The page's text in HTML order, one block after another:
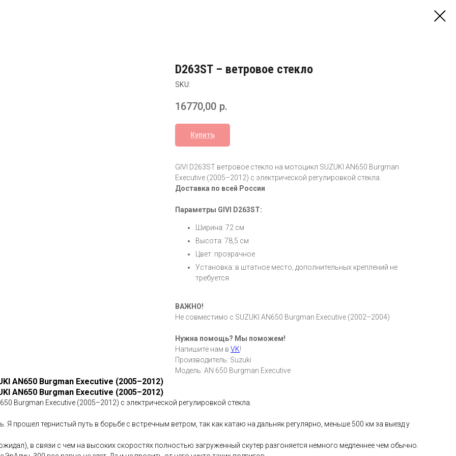
D263ST – ветровое стекло
SKU:
16770,00 р.
Купить
GIVI D263ST ветровое стекло на мотоцикл SUZUKI AN650 Burgman
Executive (2005–2012) с электрической регулировкой стекла.
Доставка по всей России
Параметры GIVI D263ST:
Ширина: 72 см
Высота: 78,5 см
Цвет: прозрачное
Установка: в штатное место, дополнительных креплений не
требуется
ВАЖНО!
Не совместимо с SUZUKI AN650 Burgman Executive (2002–2004)
Нужна помощь? Мы поможем!
Напишите нам в VK!
Производитель: Suzuki
Модель: AN 650 Burgman Executive
AN650 Burgman Executive (2005–2012)
AN650 Burgman Executive (2005–2012)
Burgman Executive (2005–2012) с электрической регулировкой стекла.
Я прошел тернистый путь в борьбе с встречным ветром, так как катаю на дальняк регулярно, меньше 500 км за выезд у
в связи с чем на высоких скоростях полностью загруженный скутер разгоняется немного медленнее чем обычно.